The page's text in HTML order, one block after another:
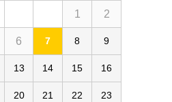
1 2
6 7 8 9
13 14 15 16
20 21 22 23